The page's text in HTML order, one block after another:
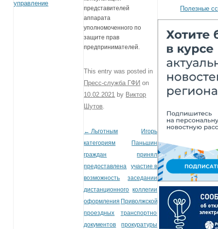
управление
представителей
аппарата
уполномоченного по
защите прав
предпринимателей.
This entry was posted in
Пресс-служба ГФИ on
10.02.2021 by Виктор
Шутов
Post navigation
← Льготным
категориям
граждан
предоставлена
возможность
дистанционного
оформления
проездных
документов
Игорь
Паньшин
принял
участие в
заседании
коллегии
Приволжской
транспортной
прокуратуры
Полезные